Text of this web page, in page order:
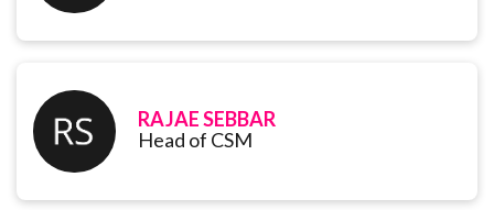
RAJAE SEBBAR
Head of CSM